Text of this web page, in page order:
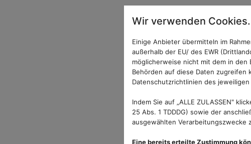
Wir verwenden Cookies.
Einige Anbieter übermitteln im
außerhalb der EU/ des EWR
möglicherweise nicht mit dem in den
Behörden auf diese Daten zugreifen
Datenschutzrichtlinien des
Indem Sie auf „ALLE ZULASSEN"
25 Abs. 1 TDDDG) sowie der
ausgewählten Verarbeitungszwecke
Eine bereits erteilte Zustimmung